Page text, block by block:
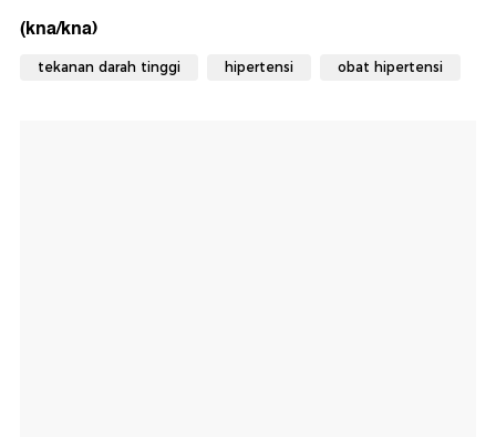
(kna/kna)
tekanan darah tinggi hipertensi obat hipertensi